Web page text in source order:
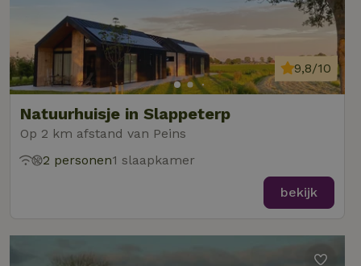
Natuurhuisje in Slappeterp
Op 2 km afstand van Peins
9,8/10
2 personen1 slaapkamer
bekijk